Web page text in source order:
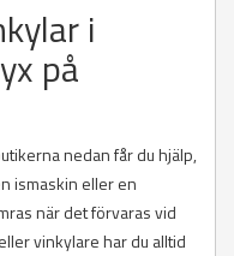
i
på
nedan får du hjälp,
ismaskin eller en
när det förvaras vid
vinkylare har du alltid